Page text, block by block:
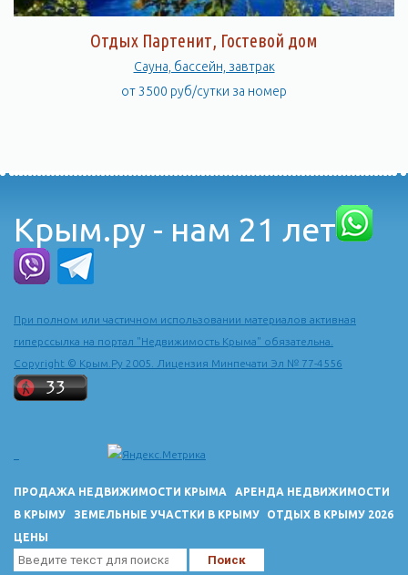
Отдых Партенит, Гостевой дом
Сауна, бассейн, завтрак
от 3500 руб/сутки за номер
Крым.ру - нам 21 лет
При полном или частичном использовании материалов активная
гиперссылка на портал "Недвижимость Крыма" обязательна.
Copyright © Крым.Ру 2005. Лицензия Минпечати Эл № 77-4556
ПРОДАЖА НЕДВИЖИМОСТИ КРЫМА
АРЕНДА НЕДВИЖИМОСТИ
В КРЫМУ
ЗЕМЕЛЬНЫЕ УЧАСТКИ В КРЫМУ
ОТДЫХ В КРЫМУ 2026
ЦЕНЫ